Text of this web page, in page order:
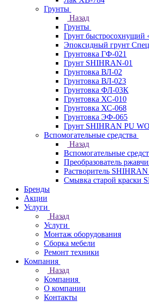
Грунты
Назад
Грунты
Грунт быстросохнущий
Эпоксидный грунт
Грунтовка ГФ-021
Грунт SHIHRAN-01
Грунтовка ВЛ-02
Грунтовка ВЛ-023
Грунтовка ФЛ-03К
Грунтовка ХС-010
Грунтовка ХС-068
Грунтовка ЭФ-065
Грунт SHIHRAN PU
Вспомогательные средства
Назад
Вспомогательные
Преобразователь
Растворитель SHIHRAN
Смывка старой краски
Бренды
Акции
Услуги
Назад
Услуги
Монтаж оборудования
Сборка мебели
Ремонт техники
Компания
Назад
Компания
О компании
Контакты